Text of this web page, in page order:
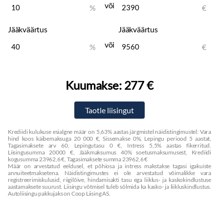
%
või
€
Jääkväärtus
%
või
Jääkväärtus
€
Kuumakse: 277 €
Krediidi kulukuse esialgne määr on 5,63% aastas järgmistel näidistingimustel: Vara
hind koos käibemaksuga 20 000 €, Sissemakse 0%, Lepingu periood 5 aastat,
Tagasimaksete arv 60, Lepingutasu 0 €, Intress 5,5% aastas fikerritud.
Liisingusumma 20000 €, Jääkmaksumus 40% soetusmaksumusest, Krediidi
kogusumma 23962,6 €, Tagasimaksete summa 23962,6 €
Määr on arvestatud eeldusel, et põhiosa ja intress makstakse tagasi igakuiste
annuiteetmaksetena. Näidistingimustes ei ole arvestatud võimalikke vara
registreerimiskulusid, riigilõive, hindamisakti tasu ega liiklus- ja kaskokindlustuse
aastamaksete suurust. Liisingu võtmisel tuleb sõlmida ka kasko- ja liikluskindlustus.
Autoliisingu pakkujaks on Coop Liising AS.